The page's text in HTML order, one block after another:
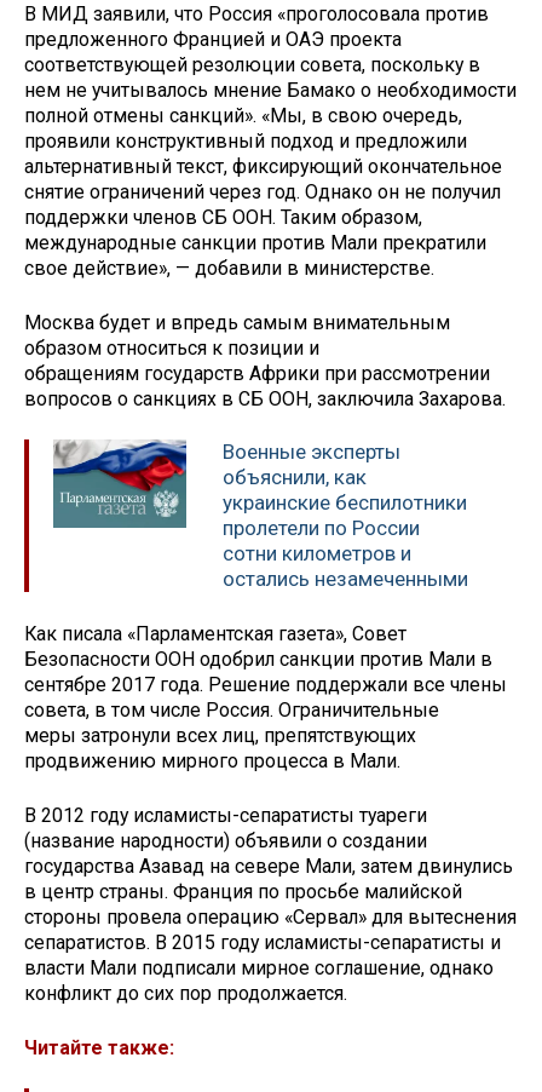
В МИД заявили, что Россия «проголосовала против
предложенного Францией и ОАЭ проекта
соответствующей резолюции совета, поскольку в
нем не учитывалось мнение Бамако о необходимости
полной отмены санкций». «Мы, в свою очередь,
проявили конструктивный подход и предложили
альтернативный текст, фиксирующий окончательное
снятие ограничений через год. Однако он не получил
поддержки членов СБ ООН. Таким образом,
международные санкции против Мали прекратили
свое действие», — добавили в министерстве.
Москва будет и впредь самым внимательным
образом относиться к позиции и
обращениям государств Африки при рассмотрении
вопросов о санкциях в СБ ООН, заключила Захарова.
Военные эксперты
объяснили, как
украинские беспилотники
пролетели по России
сотни километров и
остались незамеченными
Как писала «Парламентская газета», Совет
Безопасности ООН одобрил санкции против Мали в
сентябре 2017 года. Решение поддержали все члены
совета, в том числе Россия. Ограничительные
меры затронули всех лиц, препятствующих
продвижению мирного процесса в Мали.
В 2012 году исламисты-сепаратисты туареги
(название народности) объявили о создании
государства Азавад на севере Мали, затем двинулись
в центр страны. Франция по просьбе малийской
стороны провела операцию «Сервал» для вытеснения
сепаратистов. В 2015 году исламисты-сепаратисты и
власти Мали подписали мирное соглашение, однако
конфликт до сих пор продолжается.
Читайте также: